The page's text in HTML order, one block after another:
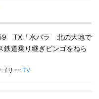
TX「水バラ 北の大地で
道乗り継ぎビンゴをねら
ゴリー:TV